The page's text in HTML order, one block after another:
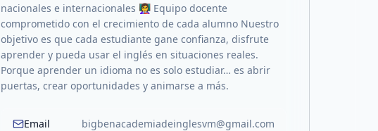
nacionales e internacionales 👩‍🏫 Equipo docente
comprometido con el crecimiento de cada alumno Nuestro
objetivo es que cada estudiante gane confianza, disfrute
aprender y pueda usar el inglés en situaciones reales.
Porque aprender un idioma no es solo estudiar… es abrir
puertas, crear oportunidades y animarse a más.
Email bigbenacademiadeinglesvm@gmail.com